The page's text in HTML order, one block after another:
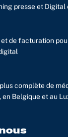
presse et Digital
de facturation
complète de
en Belgique et au